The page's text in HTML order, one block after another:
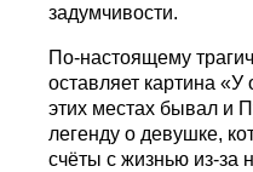
задумчивости.
По-настоящему
оставляет картина
этих местах бывал и
легенду о девушке,
счёты с жизнью из-за